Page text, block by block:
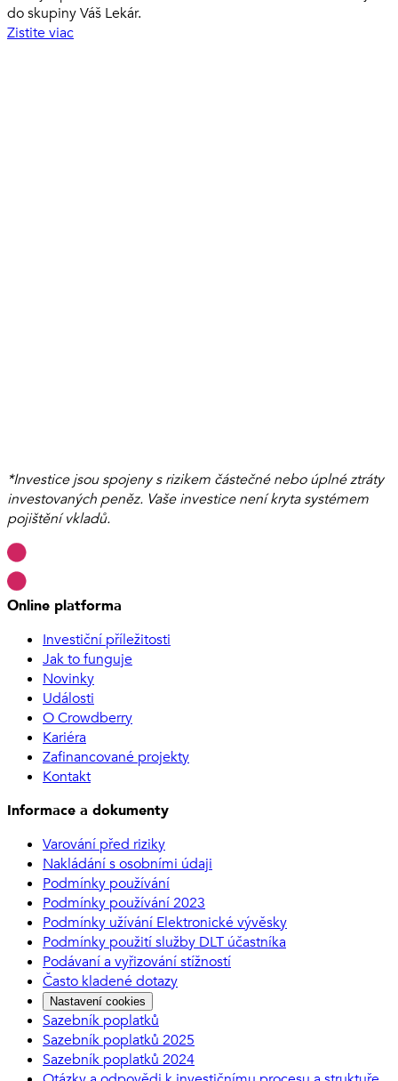
do skupiny Váš Lekár.
Zistite viac
*Investice jsou spojeny s rizikem částečné nebo úplné ztráty
investovaných peněz. Vaše investice není kryta systémem
pojištění vkladů.
Online platforma
Investiční příležitosti
Jak to funguje
Novinky
Události
O Crowdberry
Kariéra
Zafinancované projekty
Kontakt
Informace a dokumenty
Varování před riziky
Nakládání s osobními údaji
Podmínky používání
Podmínky používání 2023
Podmínky užívání Elektronické vývěsky
Podmínky použití služby DLT účastníka
Podávaní a vyřizování stížností
Často kladené dotazy
Nastavení cookies
Sazebník poplatků
Sazebník poplatků 2025
Sazebník poplatků 2024